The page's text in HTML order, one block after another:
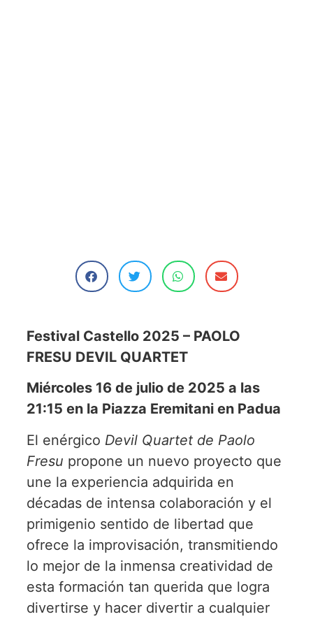
Festival Castello 2025 – PAOLO
FRESU DEVIL QUARTET
Miércoles 16 de julio de 2025 a las
21:15 en la Piazza Eremitani en Padua
El enérgico Devil Quartet de Paolo
Fresu propone un nuevo proyecto que
une la experiencia adquirida en
décadas de intensa colaboración y el
primigenio sentido de libertad que
ofrece la improvisación, transmitiendo
lo mejor de la inmensa creatividad de
esta formación tan querida que logra
divertirse y hacer divertir a cualquier